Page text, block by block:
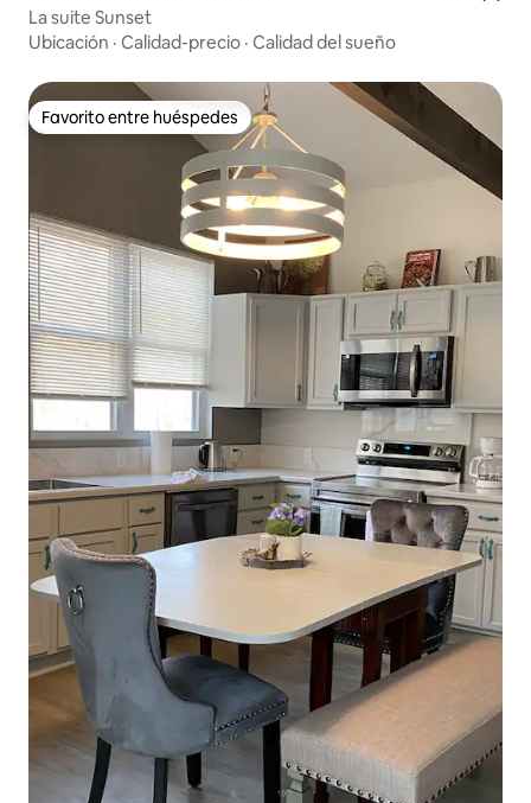
La suite Sunset
Ubicación · Calidad-precio · Calidad del sueño
Favorito entre huéspedes
Favorito entre huéspedes